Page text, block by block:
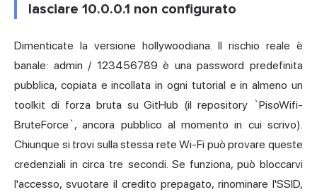
lasciare 10.0.0.1 non configurato
Dimenticate la versione hollywoodiana. Il rischio reale è
banale: admin / 123456789 è una password predefinita
pubblica, copiata e incollata in ogni tutorial e in almeno un
toolkit di forza bruta su GitHub (il repository `PisoWifi-
BruteForce`, ancora pubblico al momento in cui scrivo).
Chiunque si trovi sulla stessa rete Wi-Fi può provare queste
credenziali in circa tre secondi. Se funziona, può bloccarvi
l'accesso, svuotare il credito prepagato, rinominare l'SSID,